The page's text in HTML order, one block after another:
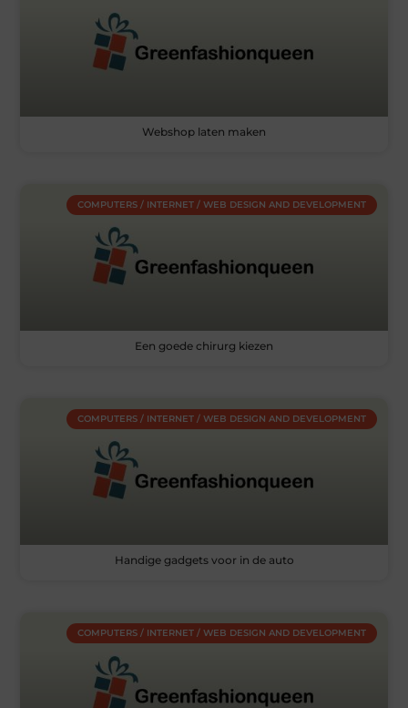
Webshop laten maken
COMPUTERS / INTERNET / WEB DESIGN AND DEVELOPMENT
Een goede chirurg kiezen
COMPUTERS / INTERNET / WEB DESIGN AND DEVELOPMENT
Handige gadgets voor in de auto
COMPUTERS / INTERNET / WEB DESIGN AND DEVELOPMENT